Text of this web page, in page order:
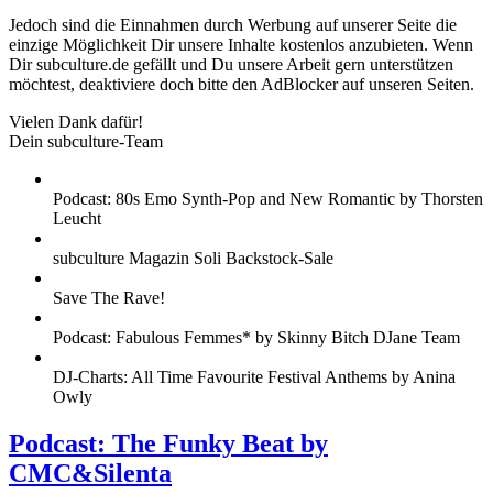
Jedoch sind die Einnahmen durch Werbung auf unserer Seite die
einzige Möglichkeit Dir unsere Inhalte kostenlos anzubieten. Wenn
Dir subculture.de gefällt und Du unsere Arbeit gern unterstützen
möchtest, deaktiviere doch bitte den AdBlocker auf unseren Seiten.
Vielen Dank dafür!
Dein subculture-Team
Podcast: 80s Emo Synth-Pop and New Romantic by Thorsten
Leucht
subculture Magazin Soli Backstock-Sale
Save The Rave!
Podcast: Fabulous Femmes* by Skinny Bitch DJane Team
DJ-Charts: All Time Favourite Festival Anthems by Anina
Owly
Podcast: The Funky Beat by
CMC&Silenta